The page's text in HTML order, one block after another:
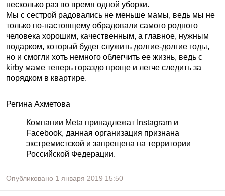
несколько раз во время одной уборки.
Мы с сестрой радовались не меньше мамы, ведь мы не
только по-настоящему обрадовали самого родного
человека хорошим, качественным, а главное, нужным
подарком, который будет служить долгие-долгие годы,
но и смогли хоть немного облегчить ее жизнь, ведь с
kirby маме теперь гораздо проще и легче следить за
порядком в квартире.
Регина Ахметова
Компании Meta принадлежат Instagram и
Facebook, данная организация признана
экстремистской и запрещена на территории
Российской Федерации.
Опубликовано 1 января 2019 15:50